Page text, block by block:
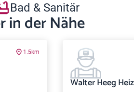
Bad & Sanitär
in der Nähe
1.5km
Walter Heeg